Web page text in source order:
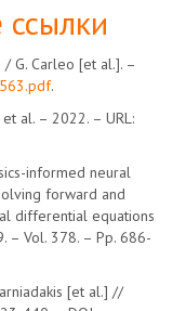
G. Carleo [et al.]. –
.
al. – 2022. – URL:
informed neural
forward and
differential equations
– Vol. 378. – Pp. 686-
[et al.] //